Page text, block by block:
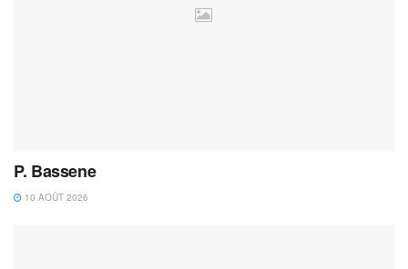
P. Bassene
10 AOÛT 2026